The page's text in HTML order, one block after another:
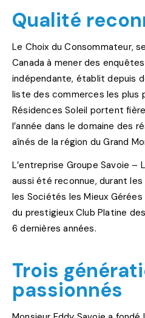
Qualité
Le Choix du Consommateur,
Canada à mener des
indépendante, établit depuis
liste des commerces les plus
Résidences Soleil portent
l’année dans le domaine des
aînés de la région du Grand
L’entreprise Groupe Savoie –
aussi été reconnue, durant les
les Sociétés les Mieux
du prestigieux Club Platine
6 dernières années.
Trois
passionnés